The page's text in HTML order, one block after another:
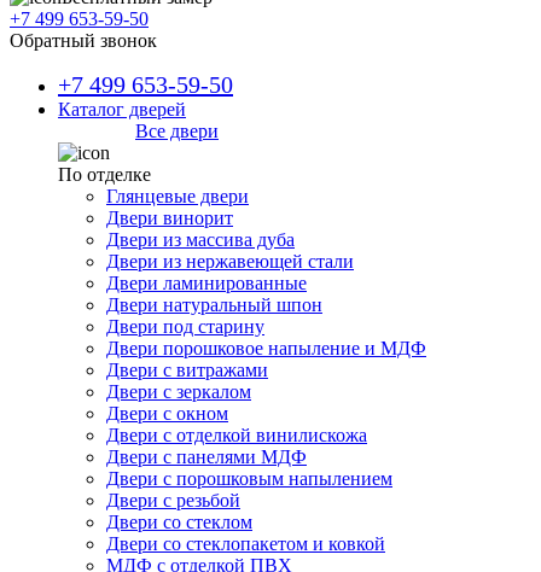
+7 499 653-59-50
Обратный звонок
+7 499 653-59-50
Каталог дверей
Все двери
По отделке
Глянцевые двери
Двери винорит
Двери из массива дуба
Двери из нержавеющей стали
Двери ламинированные
Двери натуральный шпон
Двери под старину
Двери порошковое напыление и МДФ
Двери с витражами
Двери с зеркалом
Двери с окном
Двери с отделкой винилискожа
Двери с панелями МДФ
Двери с порошковым напылением
Двери с резьбой
Двери со стеклом
Двери со стеклопакетом и ковкой
МДФ с отделкой ПВХ